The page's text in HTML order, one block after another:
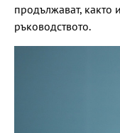
продължават, както
ръководството.